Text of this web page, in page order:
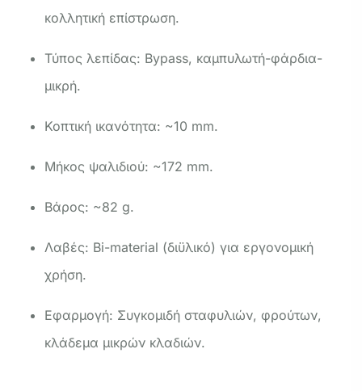
κολλητική επίστρωση.
Τύπος λεπίδας: Bypass, καμπυλωτή-φάρδια-
μικρή.
Κοπτική ικανότητα: ~10 mm.
Μήκος ψαλιδιού: ~172 mm.
Βάρος: ~82 g.
Λαβές: Bi-material (διϋλικό) για εργονομική
χρήση.
Εφαρμογή: Συγκομιδή σταφυλιών, φρούτων,
κλάδεμα μικρών κλαδιών.